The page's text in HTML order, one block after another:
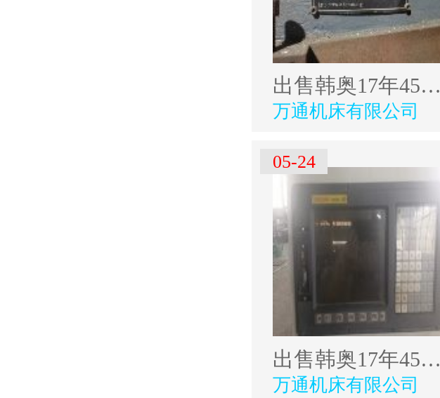
出售韩奥17年4500型材加工中心
万通机床有限公司
05-24
出售韩奥17年4500型材加工中心
万通机床有限公司